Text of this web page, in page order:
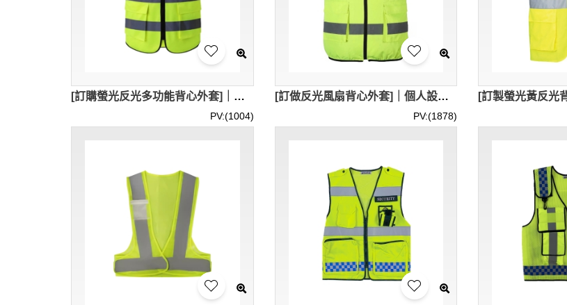
[訂購螢光反光多功能背心外套]｜多重儲物口袋 高清反光條設計 ｜反光背心專賣店 SKVT043
PV:(1004)
[訂做反光風扇背心外套]｜個人設計降溫風扇制服｜反光背心供應商 SKVT041
PV:(1878)